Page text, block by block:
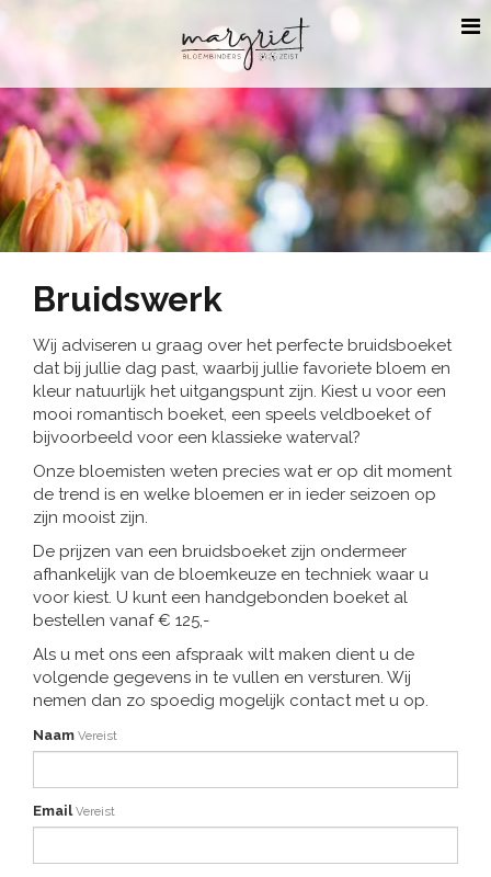
Bruidswerk
Wij adviseren u graag over het perfecte bruidsboeket
dat bij jullie dag past, waarbij jullie favoriete bloem en
kleur natuurlijk het uitgangspunt zijn. Kiest u voor een
mooi romantisch boeket, een speels veldboeket of
bijvoorbeeld voor een klassieke waterval?
Onze bloemisten weten precies wat er op dit moment
de trend is en welke bloemen er in ieder seizoen op
zijn mooist zijn.
De prijzen van een bruidsboeket zijn ondermeer
afhankelijk van de bloemkeuze en techniek waar u
voor kiest. U kunt een handgebonden boeket al
bestellen vanaf € 125,-
Als u met ons een afspraak wilt maken dient u de
volgende gegevens in te vullen en versturen. Wij
nemen dan zo spoedig mogelijk contact met u op.
Naam Vereist
EmailVereist